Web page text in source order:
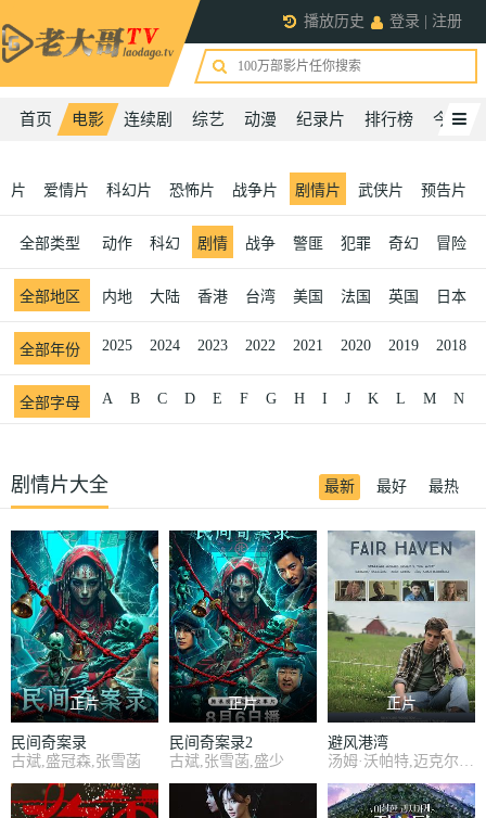
登录 注册
播放历史
首页 电影 连续剧 综艺 动漫 纪录片 排行榜 今日更
片 爱情片 科幻片 恐怖片 战争片 剧情片 武侠片 预告片
全部类型
爱情 恐怖 动作 科幻 剧情 战争 警匪 犯罪 奇幻 冒险
全部地区 内地 大陆 香港 台湾 美国 法国 英国 日本
全部年份 2025 2024 2023 2022 2021 2020 2019 2018
全部字母 A B C D E F G H I J K L M N
剧情片大全 最新 最好 最热
正片
民间奇案录
古斌,盛冠森,张雪菡
正片
民间奇案录2
古斌,张雪菡,盛少
正片
避风港湾